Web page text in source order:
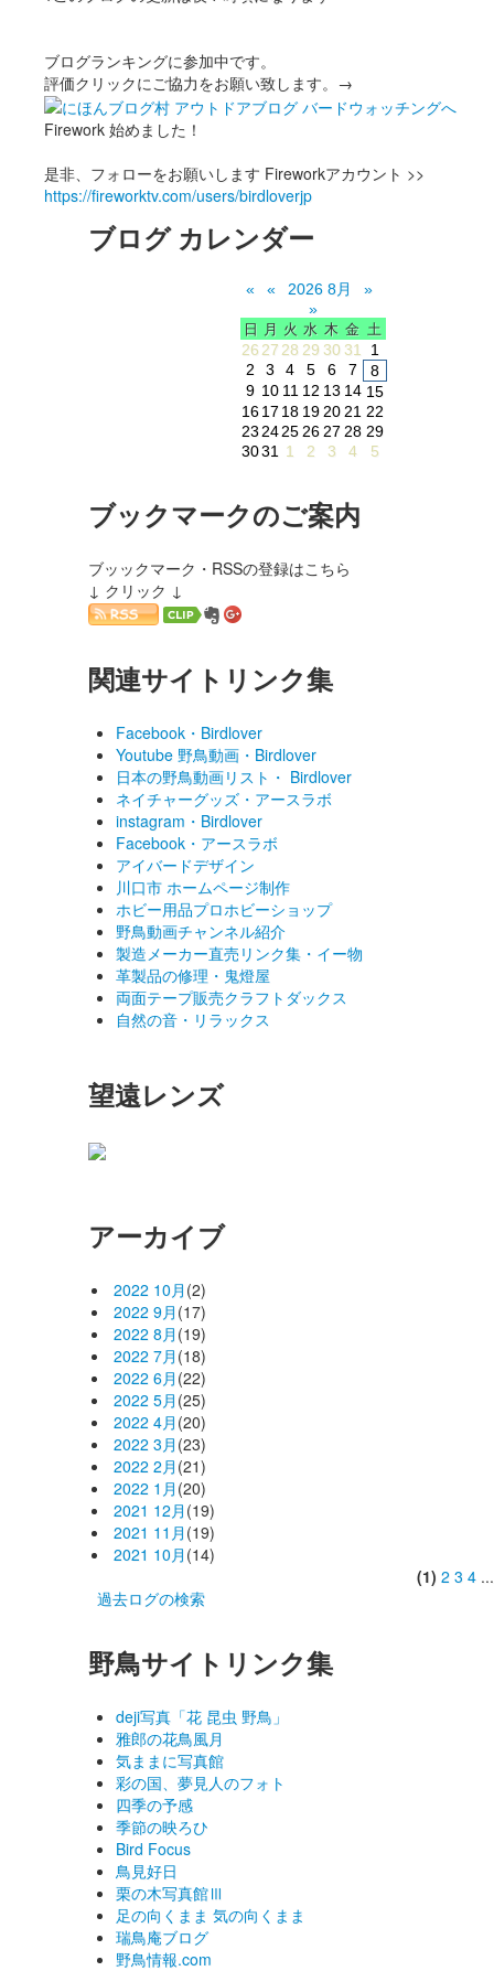
ブログランキングに参加中です。
評価クリックにご協力をお願い致します。→
Firework 始めました！
是非、フォローをお願いします Fireworkアカウント >>
https://fireworktv.com/users/birdloverjp
ブログ カレンダー
« « 2026 8月
»
»
日 月 火 水 木 金 土
26 27 28 29 30 31
1
2
3 4 5 6 7
8
9 10 11 12 13 14 15
1617 18 19 20 21 22
232425 26 27 28 29
3031 1 2 3 4 5
ブックマークのご案内
ブッックマーク・RSSの登録はこちら
↓ クリック ↓
関連サイトリンク集
Facebook・Birdlover
Youtube 野鳥動画・Birdlover
日本の野鳥動画リスト・ Birdlover
ネイチャーグッズ・アースラボ
instagram・Birdlover
Facebook・アースラボ
アイバードデザイン
川口市 ホームページ制作
ホビー用品プロホビーショップ
野鳥動画チャンネル紹介
製造メーカー直売リンク集・イー物
革製品の修理・鬼燈屋
両面テープ販売クラフトダックス
自然の音・リラックス
望遠レンズ
アーカイブ
2022 10月 (2)
2022 9月 (17)
2022 8月 (19)
2022 7月 (18)
2022 6月 (22)
2022 5月 (25)
2022 4月 (20)
2022 3月 (23)
2022 2月 (21)
2022 1月 (20)
2021 12月 (19)
2021 11月 (19)
2021 10月 (14)
(1) 2 3 4
過去ログの検索
野鳥サイトリンク集
deji写真「花 昆虫 野鳥」
雅郎の花鳥風月
気ままに写真館
彩の国、夢見人のフォト
四季の予感
季節の映ろひ
Bird Focus
鳥見好日
栗の木写真館Ⅲ
足の向くまま 気の向くまま
瑞鳥庵ブログ
野鳥情報.com